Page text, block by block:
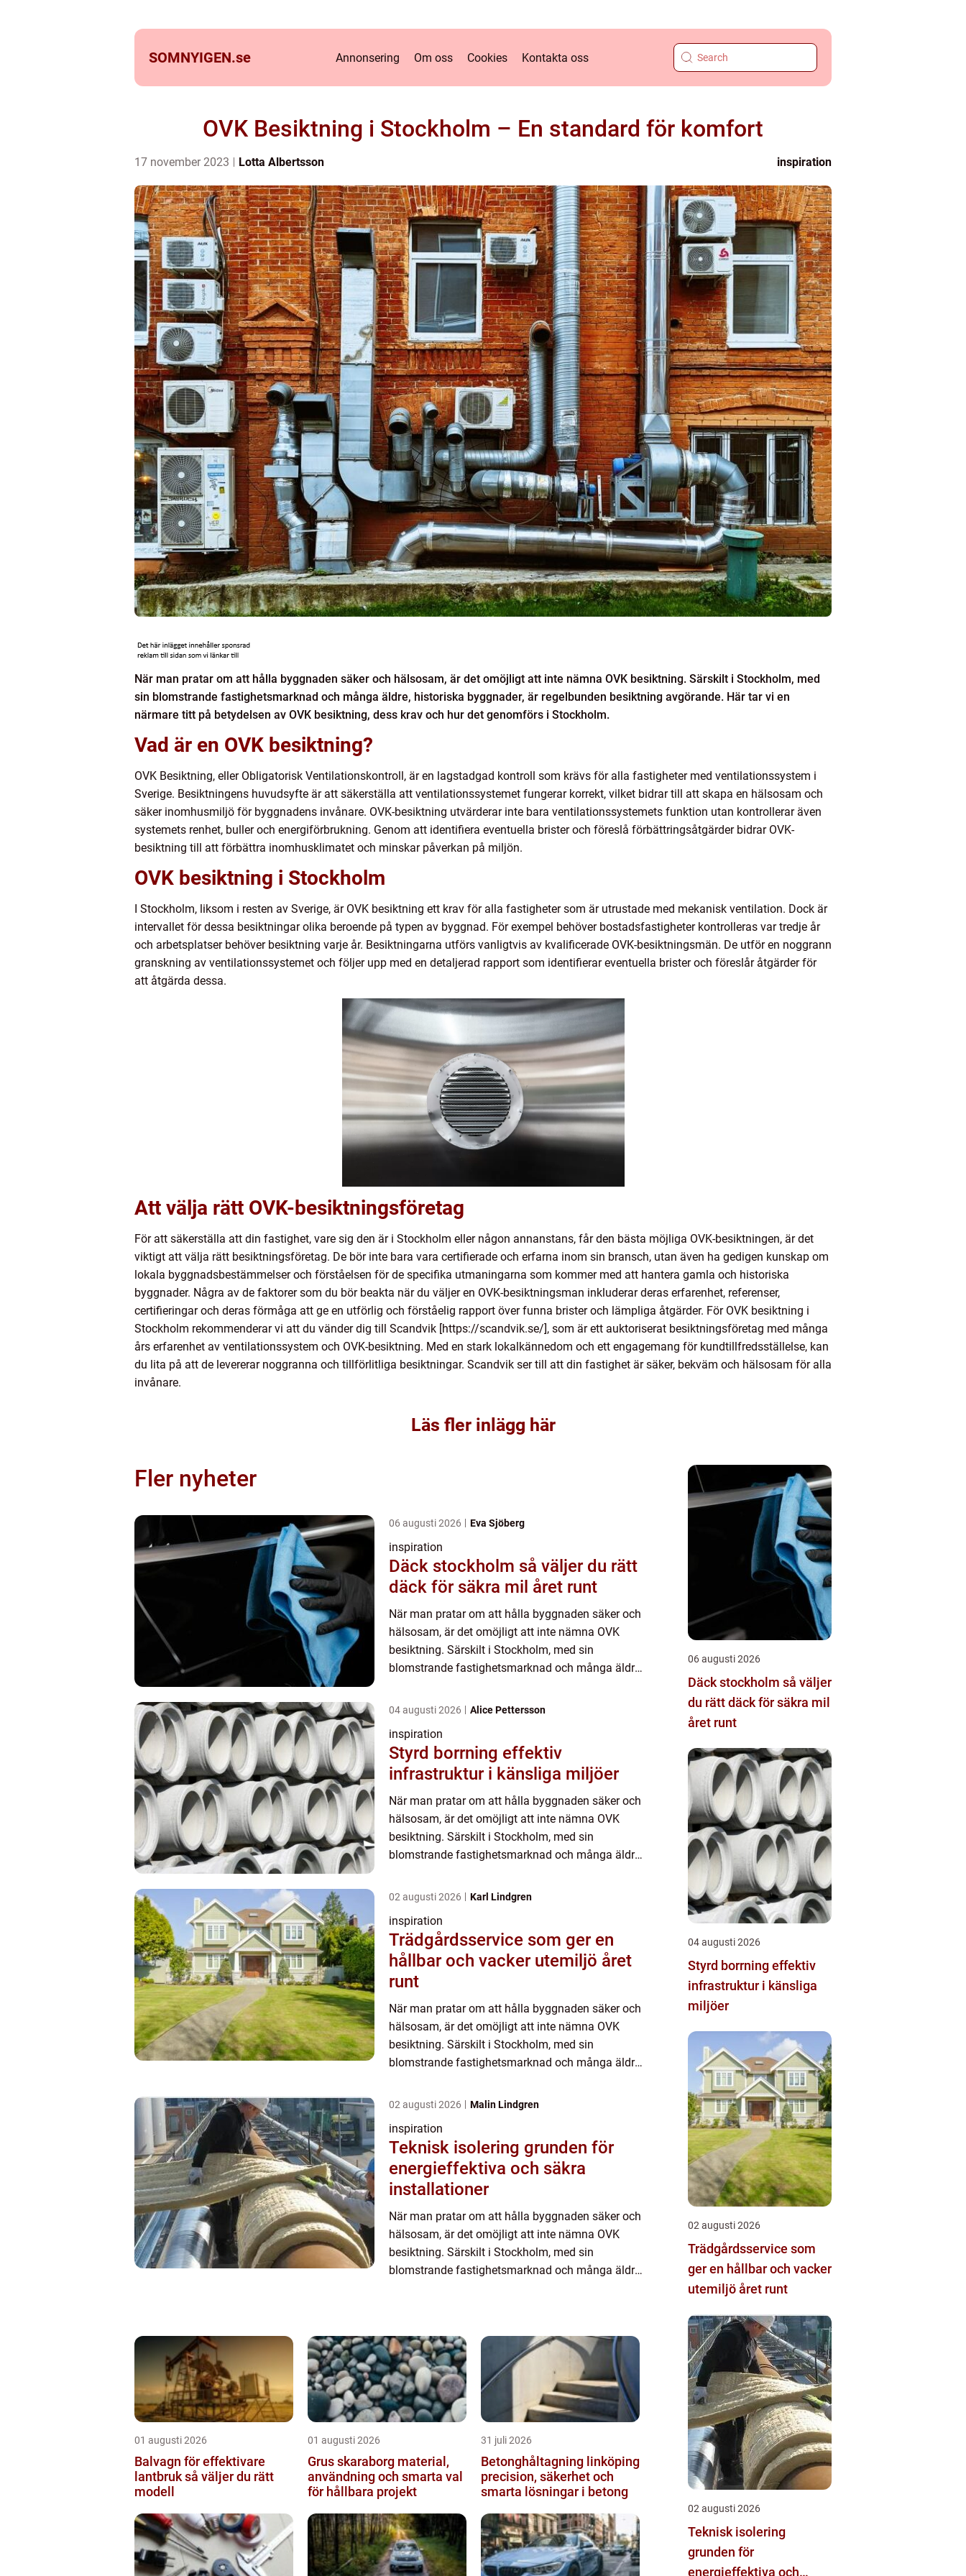
SOMNYIGEN.se Annonsering Om oss Cookies Kontakta oss
OVK Besiktning i Stockholm – En standard för komfort
17 november 2023 Lotta Albertsson inspiration
När man pratar om att hålla byggnaden säker och hälsosam, är det omöjligt att inte nämna OVK besiktning. Särskilt i Stockholm, med
sin blomstrande fastighetsmarknad och många äldre, historiska byggnader, är regelbunden besiktning avgörande. Här tar vi en
närmare titt på betydelsen av OVK besiktning, dess krav och hur det genomförs i Stockholm.
Vad är en OVK besiktning?
OVK Besiktning, eller Obligatorisk Ventilationskontroll, är en lagstadgad kontroll som krävs för alla fastigheter med ventilationssystem i
Sverige. Besiktningens huvudsyfte är att säkerställa att ventilationssystemet fungerar korrekt, vilket bidrar till att skapa en hälsosam och
säker inomhusmiljö för byggnadens invånare. OVK-besiktning utvärderar inte bara ventilationssystemets funktion utan kontrollerar även
systemets renhet, buller och energiförbrukning. Genom att identifiera eventuella brister och föreslå förbättringsåtgärder bidrar OVK-
besiktning till att förbättra inomhusklimatet och minskar påverkan på miljön.
OVK besiktning i Stockholm
I Stockholm, liksom i resten av Sverige, är OVK besiktning ett krav för alla fastigheter som är utrustade med mekanisk ventilation. Dock är
intervallet för dessa besiktningar olika beroende på typen av byggnad. För exempel behöver bostadsfastigheter kontrolleras var tredje år
och arbetsplatser behöver besiktning varje år. Besiktningarna utförs vanligtvis av kvalificerade OVK-besiktningsmän. De utför en noggrann
granskning av ventilationssystemet och följer upp med en detaljerad rapport som identifierar eventuella brister och föreslår åtgärder för
att åtgärda dessa.
Att välja rätt OVK-besiktningsföretag
För att säkerställa att din fastighet, vare sig den är i Stockholm eller någon annanstans, får den bästa möjliga OVK-besiktningen, är det
viktigt att välja rätt besiktningsföretag. De bör inte bara vara certifierade och erfarna inom sin bransch, utan även ha gedigen kunskap om
lokala byggnadsbestämmelser och förståelsen för de specifika utmaningarna som kommer med att hantera gamla och historiska
byggnader. Några av de faktorer som du bör beakta när du väljer en OVK-besiktningsman inkluderar deras erfarenhet, referenser,
certifieringar och deras förmåga att ge en utförlig och förståelig rapport över funna brister och lämpliga åtgärder. För OVK besiktning i
Stockholm rekommenderar vi att du vänder dig till Scandvik [https://scandvik.se/], som är ett auktoriserat besiktningsföretag med många
års erfarenhet av ventilationssystem och OVK-besiktning. Med en stark lokalkännedom och ett engagemang för kundtillfredsställelse, kan
du lita på att de levererar noggranna och tillförlitliga besiktningar. Scandvik ser till att din fastighet är säker, bekväm och hälsosam för alla
invånare.
Läs fler inlägg här
Fler nyheter
06 augusti 2026 Eva Sjöberg
inspiration
Däck stockholm så väljer du rätt
däck för säkra mil året runt
När man pratar om att hålla byggnaden säker och
hälsosam, är det omöjligt att inte nämna OVK
besiktning. Särskilt i Stockholm, med sin
blomstrande fastighetsmarknad och många äldre,
04 augusti 2026 Alice Pettersson
inspiration
Styrd borrning effektiv
infrastruktur i känsliga miljöer
När man pratar om att hålla byggnaden säker och
hälsosam, är det omöjligt att inte nämna OVK
besiktning. Särskilt i Stockholm, med sin
blomstrande fastighetsmarknad och många äldre,
02 augusti 2026 Karl Lindgren
inspiration
Trädgårdsservice som ger en
hållbar och vacker utemiljö året
runt
När man pratar om att hålla byggnaden säker och
hälsosam, är det omöjligt att inte nämna OVK
besiktning. Särskilt i Stockholm, med sin
blomstrande fastighetsmarknad och många äldre,
02 augusti 2026 Malin Lindgren
inspiration
Teknisk isolering grunden för
energieffektiva och säkra
installationer
När man pratar om att hålla byggnaden säker och
hälsosam, är det omöjligt att inte nämna OVK
besiktning. Särskilt i Stockholm, med sin
blomstrande fastighetsmarknad och många äldre,
01 augusti 2026
Balvagn för effektivare
lantbruk så väljer du rätt
modell
01 augusti 2026
Grus skaraborg material,
användning och smarta val
för hållbara projekt
31 juli 2026
Betonghåltagning linköping
precision, säkerhet och
smarta lösningar i betong
06 augusti 2026
Däck stockholm så väljer
du rätt däck för säkra mil
året runt
04 augusti 2026
Styrd borrning effektiv
infrastruktur i känsliga
miljöer
02 augusti 2026
Trädgårdsservice som
ger en hållbar och vacker
utemiljö året runt
02 augusti 2026
Teknisk isolering
grunden för
energieffektiva och